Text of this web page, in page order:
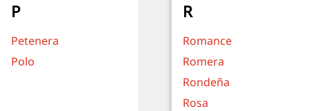
P
Petenera
Polo
R
Romance
Romera
Rondeña
Rosa